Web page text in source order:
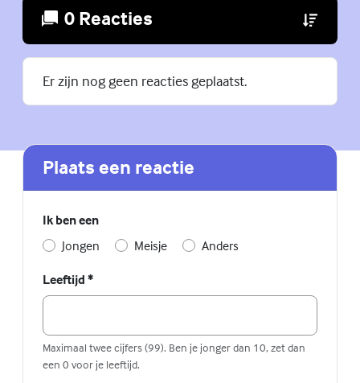
0 Reacties (Externe
Er zijn nog geen reacties geplaatst.
Plaats een reactie
Ik ben een
Jongen
Meisje Anders
Leeftijd *
Maximaal twee cijfers (99). Ben je jonger dan 10, zet dan
een 0 voor je leeftijd.